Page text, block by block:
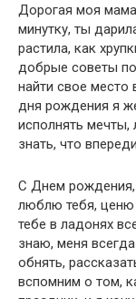
Дорогая моя
минутку, ты
растила, как
добрые советы
найти свое место
дня рождения я
исполнять
знать, что
С Днем
люблю тебя, ценю
тебе в ладонях
знаю, меня
обнять,
вспомним о том,